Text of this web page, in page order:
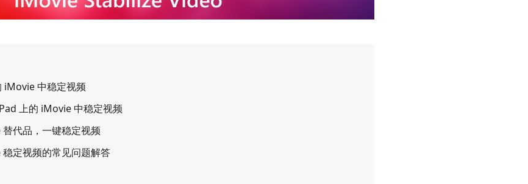
iMovie 中稳定视频
上的 iMovie 中稳定视频
代品，一键稳定视频
定视频的常见问题解答